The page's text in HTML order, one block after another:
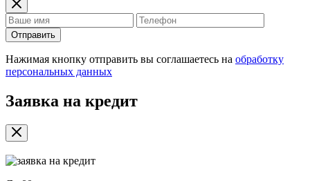
Отправить
Нажимая кнопку отправить вы соглашаетесь на обработку
персональных данных
Заявка на кредит